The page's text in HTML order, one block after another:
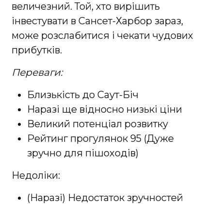
величезний. Той, хто вирішить
інвестувати в Сансет-Харбор зараз,
може розслабитися і чекати чудових
прибутків.
Переваги:
Близькість до Саут-Біч
Наразі ще відносно низькі ціни
Великий потенціал розвитку
Рейтинг прогулянок 95 (Дуже
зручно для пішоходів)
Недоліки:
(Наразі) Недостаток зручностей